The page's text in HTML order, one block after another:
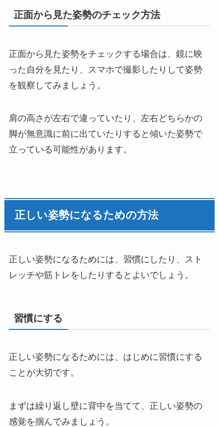
正面から見た姿勢のチェック方法
正面から見た姿勢をチェックする場合は、鏡に映
った自分を見たり、スマホで撮影したりして姿勢
を観察してみましょう。
肩の高さが左右で違っていたり、左右どちらかの
脚が無意識に前に出ていたりすると傾いた姿勢で
立っている可能性があります。
正しい姿勢になるための方法
正しい姿勢になるためには、習慣にしたり、スト
レッチや筋トレをしたりするとよいでしょう。
習慣にする
正しい姿勢になるためには、はじめに習慣にする
ことが大切です。
まずは繰り返し壁に背中を当てて、正しい姿勢の
感覚を掴んでみましょう。